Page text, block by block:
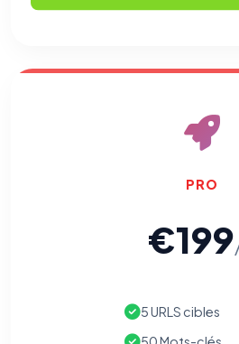
PRO
€199
5 URLS cibles
Cookies essentiels TOUJOURS